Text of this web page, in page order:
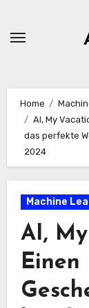
Home
AI, My
das perfekte
2024
Machine
AI,
Einen